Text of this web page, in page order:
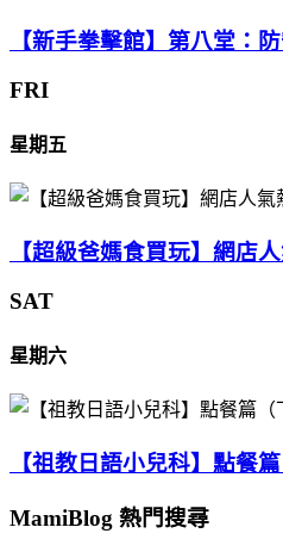
【新手拳擊館】第八堂：
FRI
星期五
【超級爸媽食買玩】網店
SAT
星期六
【祖教日語小兒科】點餐篇
MamiBlog 熱門搜尋